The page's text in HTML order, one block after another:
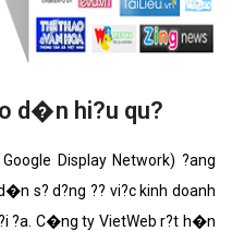
d�n hi?u qu?
Display Network) ?ang
s? d?ng ?? vi?c kinh doanh
?a. C�ng ty VietWeb r?t h�n